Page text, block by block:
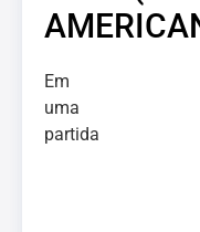
Em
uma
partida